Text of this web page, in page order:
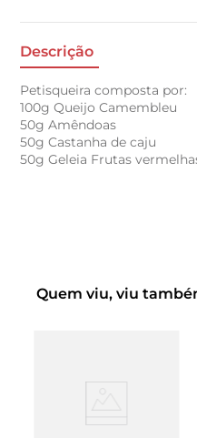
Descrição
Petisqueira composta por:
100g Queijo Camembleu
50g Amêndoas
50g Castanha de caju
50g Geleia Frutas
Quem viu, viu